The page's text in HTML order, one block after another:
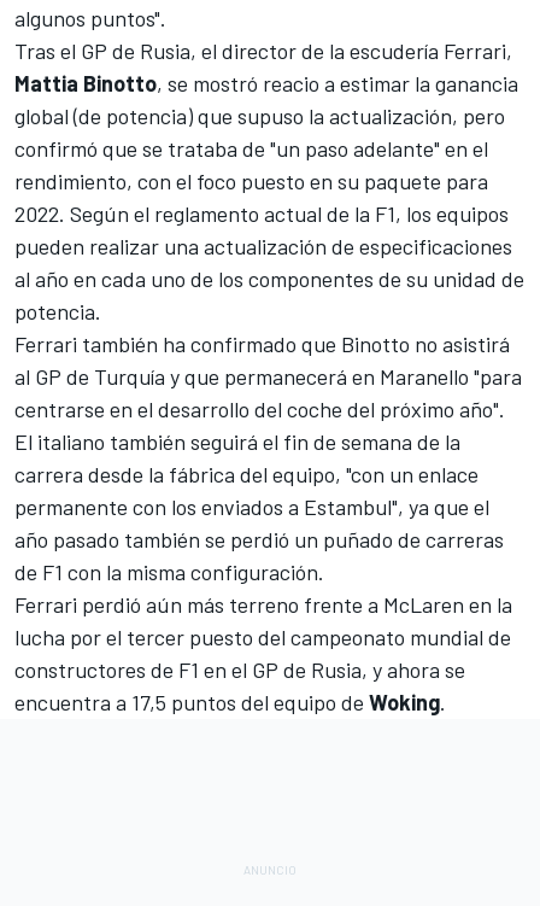
algunos puntos".
Tras el GP de Rusia, el director de la escudería Ferrari,
Mattia Binotto, se mostró reacio a estimar la ganancia
global (de potencia) que supuso la actualización, pero
confirmó que se trataba de "un paso adelante" en el
rendimiento, con el foco puesto en su paquete para
2022. Según el reglamento actual de la F1, los equipos
pueden realizar una actualización de especificaciones
al año en cada uno de los componentes de su unidad de
potencia.
Ferrari también ha confirmado que Binotto no asistirá
al GP de Turquía y que permanecerá en Maranello "para
centrarse en el desarrollo del coche del próximo año".
El italiano también seguirá el fin de semana de la
carrera desde la fábrica del equipo, "con un enlace
permanente con los enviados a Estambul", ya que el
año pasado también se perdió un puñado de carreras
de F1 con la misma configuración.
Ferrari perdió aún más terreno frente a McLaren en la
lucha por el tercer puesto del campeonato mundial de
constructores de F1 en el GP de Rusia, y ahora se
encuentra a 17,5 puntos del equipo de Woking.